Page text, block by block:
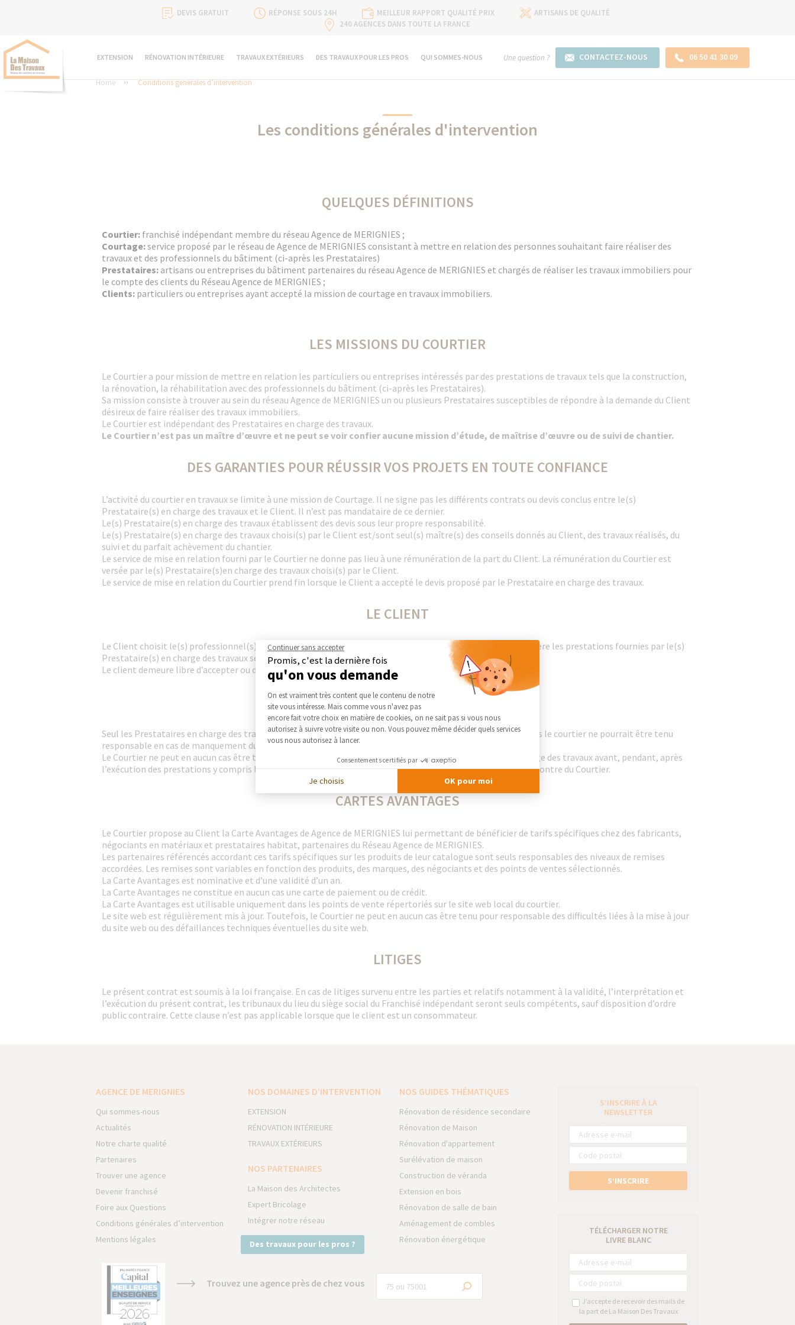
DEVIS GRATUIT RÉPONSE SOUS 24H MEILLEUR RAPPORT QUALITÉ PRIX
ARTISANS DE QUALITÉ
240 AGENCES DANS TOUTE LA FRANCE
EXTENSION RÉNOVATION INTÉRIEURE TRAVAUX EXTÉRIEURS DES TRAVAUX POUR LES PROS QUI SOMMES-NOUS Une question ? CONTACTEZ-NOUS 06 50 41 30 09
Home Conditions générales d’intervention
Les conditions générales d'intervention
QUELQUES DÉFINITIONS
Courtier: franchisé indépendant membre du réseau Agence de MERIGNIES ;
Courtage:service proposé par le réseau de Agence de MERIGNIES consistant à mettre en relation des personnes souhaitant faire réaliser des
travaux et des professionnels du bâtiment (ci-après les Prestataires)
Prestataires: artisans ou entreprises du bâtiment partenaires du réseau Agence de MERIGNIES et chargés de réaliser les travaux immobiliers pour
le compte des clients du Réseau Agence de MERIGNIES ;
Clients: particuliers ou entreprises ayant accepté la mission de courtage en travaux immobiliers.
LES MISSIONS DU COURTIER
Le Courtier a pour mission de mettre en relation les particuliers ou entreprises intéressés par des prestations de travaux tels que la construction,
la rénovation, la réhabilitation avec des professionnels du bâtiment (ci-après les Prestataires).
Sa mission consiste à trouver au sein du réseau Agence de MERIGNIES un ou plusieurs Prestataires susceptibles de répondre à la demande du Client
désireux de faire réaliser des travaux immobiliers.
Le Courtier est indépendant des Prestataires en charge des travaux.
Le Courtier n’est pas un maître d’œuvre et ne peut se voir confier aucune mission d’étude, de maîtrise d’œuvre ou de suivi de chantier.
DES GARANTIES POUR RÉUSSIR VOS PROJETS EN TOUTE CONFIANCE
L’activité du courtier en travaux se limite à une mission de Courtage. Il ne signe pas les différents contrats ou devis conclus entre le(s)
Prestataire(s) en charge des travaux et le Client. Il n’est pas mandataire de ce dernier.
Le(s) Prestataire(s) en charge des travaux établissent des devis sous leur propre responsabilité.
Le(s) Prestataire(s) en charge des travaux choisi(s) par le Client est/sont seul(s) maître(s) des conseils donnés au Client, des travaux réalisés, du
suivi et du parfait achèvement du chantier.
Le service de mise en relation fourni par le Courtier ne donne pas lieu à une rémunération de la part du Client. La rémunération du Courtier est
versée par le(s) Prestataire(s)en charge des travaux choisi(s) par le Client.
Le service de mise en relation du Courtier prend fin lorsque le Client a accepté le devis proposé par le Prestataire en charge des travaux.
LE CLIENT
Le Client choisit le(s) professionnel(s) du bâtiment avec le(s)quel(s) il souhaite confier ses travaux et rémunère les prestations fournies par le(s)
Prestataire(s) en charge des travaux selon les modalités convenues avec lui.
Le client demeure libre d’accepter ou de refuser les devis qui lui sont communiqués par le courtier.
RESPONSABILITÉ
Seul les Prestataires en charge des travaux sont responsables de la bonne exécution des travaux. En aucun cas le courtier ne pourrait être tenu
responsable en cas de manquement du Prestataire à ses obligations à l’égard du client.
Le Courtier ne peut en aucun cas être tenu responsable d’une faute commise par le(s) Prestataire(s) en charge des travaux avant, pendant, après
l’exécution des prestations y compris les retards et les conséquences. Le Client renonce à tous recours à l’encontre du Courtier.
CARTES AVANTAGES
Le Courtier propose au Client la Carte Avantages de Agence de MERIGNIES lui permettant de bénéficier de tarifs spécifiques chez des fabricants,
négociants en matériaux et prestataires habitat, partenaires du Réseau Agence de MERIGNIES.
Les partenaires référencés accordant ces tarifs spécifiques sur les produits de leur catalogue sont seuls responsables des niveaux de remises
accordées. Les remises sont variables en fonction des produits, des marques, des négociants et des points de ventes sélectionnés.
La Carte Avantages est nominative et d’une validité d’un an.
La Carte Avantages ne constitue en aucun cas une carte de paiement ou de crédit.
La Carte Avantages est utilisable uniquement dans les points de vente répertoriés sur le site web local du courtier.
Le site web est régulièrement mis à jour. Toutefois, le Courtier ne peut en aucun cas être tenu pour responsable des difficultés liées à la mise à jour
du site web ou des défaillances techniques éventuelles du site web.
LITIGES
Le présent contrat est soumis à la loi française. En cas de litiges survenu entre les parties et relatifs notamment à la validité, l’interprétation et
l’exécution du présent contrat, les tribunaux du lieu du siège social du Franchisé indépendant seront seuls compétents, sauf disposition d’ordre
public contraire. Cette clause n’est pas applicable lorsque que le client est un consommateur.
AGENCE DE MERIGNIES
Qui sommes-nous
Actualités
Notre charte qualité
Partenaires
Trouver une agence
Devenir franchisé
Foire aux Questions
Conditions générales d’intervention
Mentions légales
NOS DOMAINES D’INTERVENTION
EXTENSION
RÉNOVATION INTÉRIEURE
TRAVAUX EXTÉRIEURS
NOS PARTENAIRES
La Maison des Architectes
Expert Bricolage
Intégrer notre réseau
Des travaux pour les pros ?
NOS GUIDES THÉMATIQUES
Rénovation de résidence secondaire
Rénovation de Maison
Rénovation d'appartement
Surélévation de maison
Construction de véranda
Extension en bois
Rénovation de salle de bain
Aménagement de combles
Rénovation énergétique
Trouvez une agence près de chez vous
S’INSCRIRE À LA
NEWSLETTER
S’INSCRIRE
TÉLÉCHARGER NOTRE
LIVRE BLANC
J’accepte de recevoir des mails de
la part de La Maison Des Travaux
Continuer sans accepter
Promis, c'est la dernière fois
qu'on vous demande
Plateforme de Gestion du Consentement : Personnalisez vos Options
On est vraiment très content que le contenu de notre
site vous intéresse. Mais comme vous n'avez pas
encore fait votre choix en matière de cookies, on ne sait pas si vous nous
autorisez à suivre votre visite ou non. Vous pouvez même décider quels services
vous nous autorisez à lancer.
Consentements certifiés par
Je choisis OK pour moi
Axeptio consent